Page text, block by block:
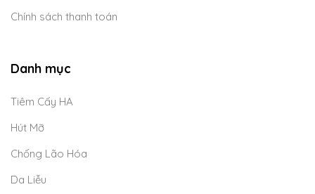
Chính sách thanh toán
Danh mục
Tiêm Cấy HA
Hút Mỡ
Chống Lão Hóa
Da Liễu